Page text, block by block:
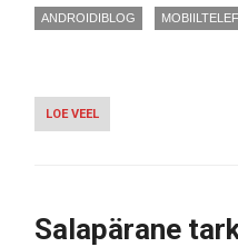
ANDROIDIBLOG
LOE VEEL
HONOR
ÕHIMA
Salapärane